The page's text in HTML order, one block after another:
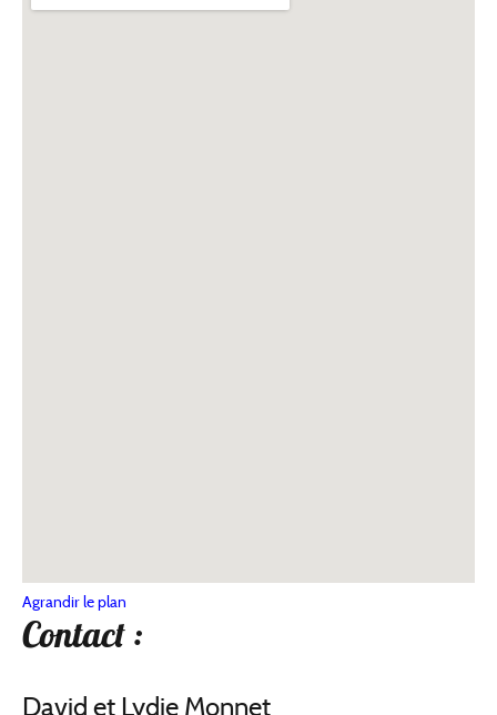
Agrandir le plan
Contact :
David et Lydie Monnet